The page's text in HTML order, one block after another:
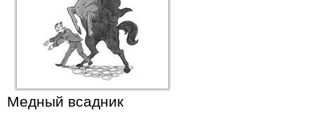
Медный всадник